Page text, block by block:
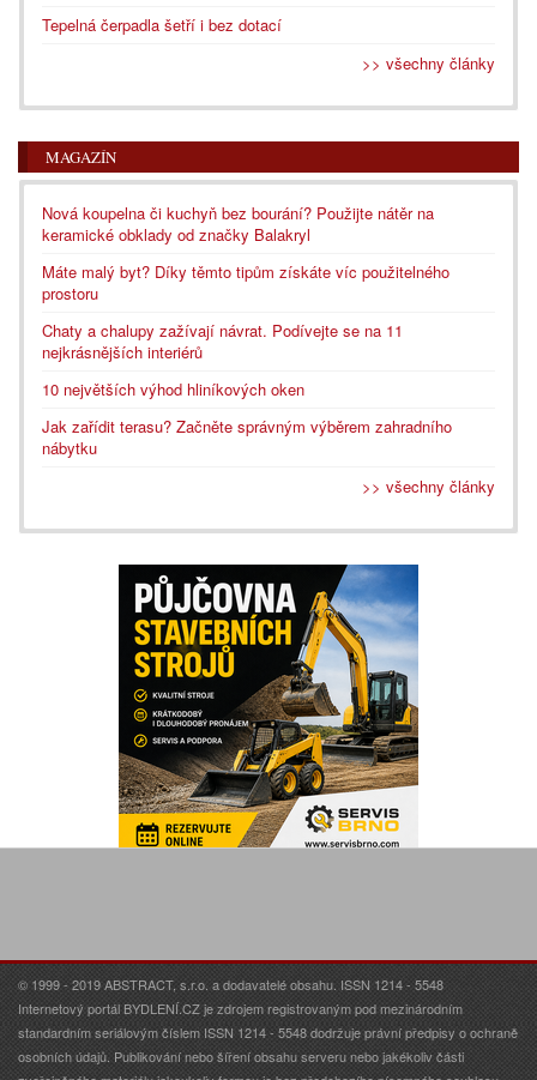
Tepelná čerpadla šetří i bez dotací
>> všechny články
MAGAZÍN
Nová koupelna či kuchyň bez bourání? Použijte nátěr na
keramické obklady od značky Balakryl
Máte malý byt? Díky těmto tipům získáte víc použitelného
prostoru
Chaty a chalupy zažívají návrat. Podívejte se na 11
nejkrásnějších interiérů
10 největších výhod hliníkových oken
Jak zařídit terasu? Začněte správným výběrem zahradního
nábytku
>> všechny články
© 1999 - 2019 ABSTRACT, s.r.o. a dodavatelé obsahu. ISSN 1214 - 5548
Internetový portál BYDLENÍ.CZ je zdrojem registrovaným pod mezinárodním
standardním seriálovým číslem ISSN 1214 - 5548 dodržuje právní předpisy o ochraně
osobních údajů. Publikování nebo šíření obsahu serveru nebo jakékoliv části